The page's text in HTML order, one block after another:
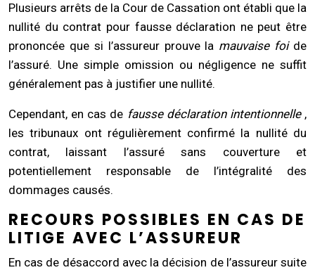
Plusieurs arrêts de la Cour de Cassation ont établi que la
nullité du contrat pour fausse déclaration ne peut être
prononcée que si l’assureur prouve la mauvaise foi de
l’assuré. Une simple omission ou négligence ne suffit
généralement pas à justifier une nullité.
Cependant, en cas de fausse déclaration intentionnelle ,
les tribunaux ont régulièrement confirmé la nullité du
contrat, laissant l’assuré sans couverture et
potentiellement responsable de l’intégralité des
dommages causés.
RECOURS POSSIBLES EN CAS DE
LITIGE AVEC L’ASSUREUR
En cas de désaccord avec la décision de l’assureur suite